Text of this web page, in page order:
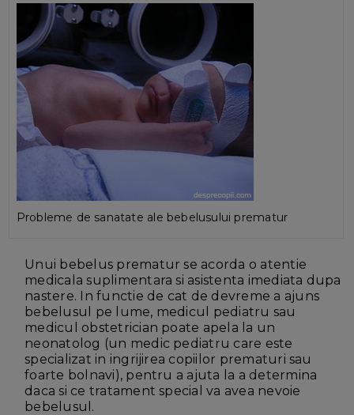
Probleme de sanatate ale bebelusului prematur
Unui bebelus prematur se acorda o atentie
medicala suplimentara si asistenta imediata dupa
nastere. In functie de cat de devreme a ajuns
bebelusul pe lume, medicul pediatru sau
medicul obstetrician poate apela la un
neonatolog (un medic pediatru care este
specializat in ingrijirea copiilor prematuri sau
foarte bolnavi), pentru a ajuta la a determina
daca si ce tratament special va avea nevoie
bebelusul.